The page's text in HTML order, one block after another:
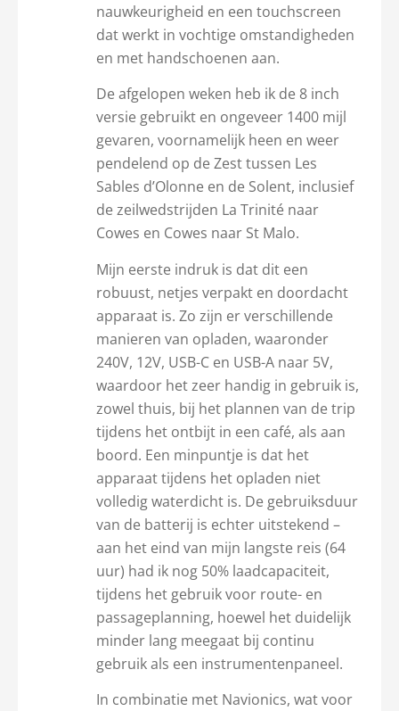
nauwkeurigheid en een touchscreen
dat werkt in vochtige omstandigheden
en met handschoenen aan.
De afgelopen weken heb ik de 8 inch
versie gebruikt en ongeveer 1400 mijl
gevaren, voornamelijk heen en weer
pendelend op de Zest tussen Les
Sables d’Olonne en de Solent, inclusief
de zeilwedstrijden La Trinité naar
Cowes en Cowes naar St Malo.
Mijn eerste indruk is dat dit een
robuust, netjes verpakt en doordacht
apparaat is. Zo zijn er verschillende
manieren van opladen, waaronder
240V, 12V, USB-C en USB-A naar 5V,
waardoor het zeer handig in gebruik is,
zowel thuis, bij het plannen van de trip
tijdens het ontbijt in een café, als aan
boord. Een minpuntje is dat het
apparaat tijdens het opladen niet
volledig waterdicht is. De gebruiksduur
van de batterij is echter uitstekend –
aan het eind van mijn langste reis (64
uur) had ik nog 50% laadcapaciteit,
tijdens het gebruik voor route- en
passageplanning, hoewel het duidelijk
minder lang meegaat bij continu
gebruik als een instrumentenpaneel.
In combinatie met Navionics, wat voor